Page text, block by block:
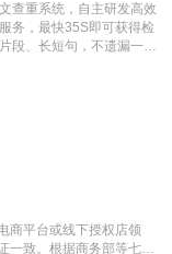
第一作者,才能排除已发
。（限制字符数1万）
查重系统，自主研发高效
务，最快35S即可获得检
段、长短句，不遗漏一处
商平台或线下授权店领
致。根据商务部等七部